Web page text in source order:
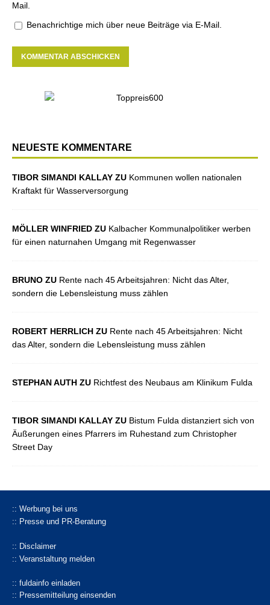
Mail.
Benachrichtige mich über neue Beiträge via E-Mail.
NEUESTE KOMMENTARE
TIBOR SIMANDI KALLAY ZU Kommunen wollen nationalen
Kraftakt für Wasserversorgung
MÖLLER WINFRIED ZU Kalbacher Kommunalpolitiker werben
für einen naturnahen Umgang mit Regenwasser
BRUNO ZU Rente nach 45 Arbeitsjahren: Nicht das Alter,
sondern die Lebensleistung muss zählen
ROBERT HERRLICH ZU Rente nach 45 Arbeitsjahren: Nicht
das Alter, sondern die Lebensleistung muss zählen
STEPHAN AUTH ZU Richtfest des Neubaus am Klinikum Fulda
TIBOR SIMANDI KALLAY ZU Bistum Fulda distanziert sich von
Äußerungen eines Pfarrers im Ruhestand zum Christopher
Street Day
:: Werbung bei uns
:: Presse und PR-Beratung
:: Disclaimer
:: Veranstaltung melden
:: fuldainfo einladen
:: Pressemitteilung einsenden